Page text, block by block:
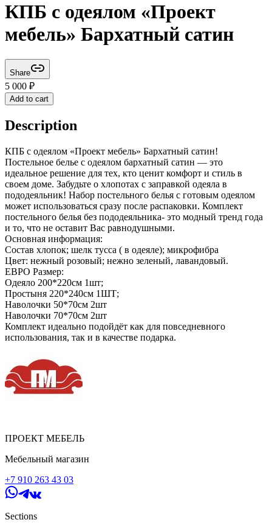
КПБ с одеялом «Проект
мебель» Бархатный сатин
Share
5 000 ₽
Add to cart
Description
КПБ с одеялом «Проект мебель» Бархатный сатин!
Постельное белье с одеялом бархатный сатин — это
идеальное решение для тех, кто ценит комфорт и стиль в
своем доме. Забудьте о хлопотах с заправкой одеяла в
пододеяльник! Набор постельного белья с готовым одеялом
может использоваться сразу после распаковки. Комплект
постельного белья без пододеяльника- это модный тренд года
и то, что не оставит Вас равнодушными.
Основная информация:
Состав хлопок; шелк тусса ( в одеяле); микрофибра
Цвет: нежный розовый; нежно зеленый, лавандовый.
ЕВРО Размер:
Одеяло 200*220см 1шт;
Простыня 220*240см 1ШТ;
Наволочки 50*70см 2шт
Наволочки 70*70см 2шт
Комплект идеально подойдёт как для повседневного
использования, так и в качестве подарка.
ПРОЕКТ МЕБЕЛЬ
Мебельный магазин
+7 910 263 43 03
Sections